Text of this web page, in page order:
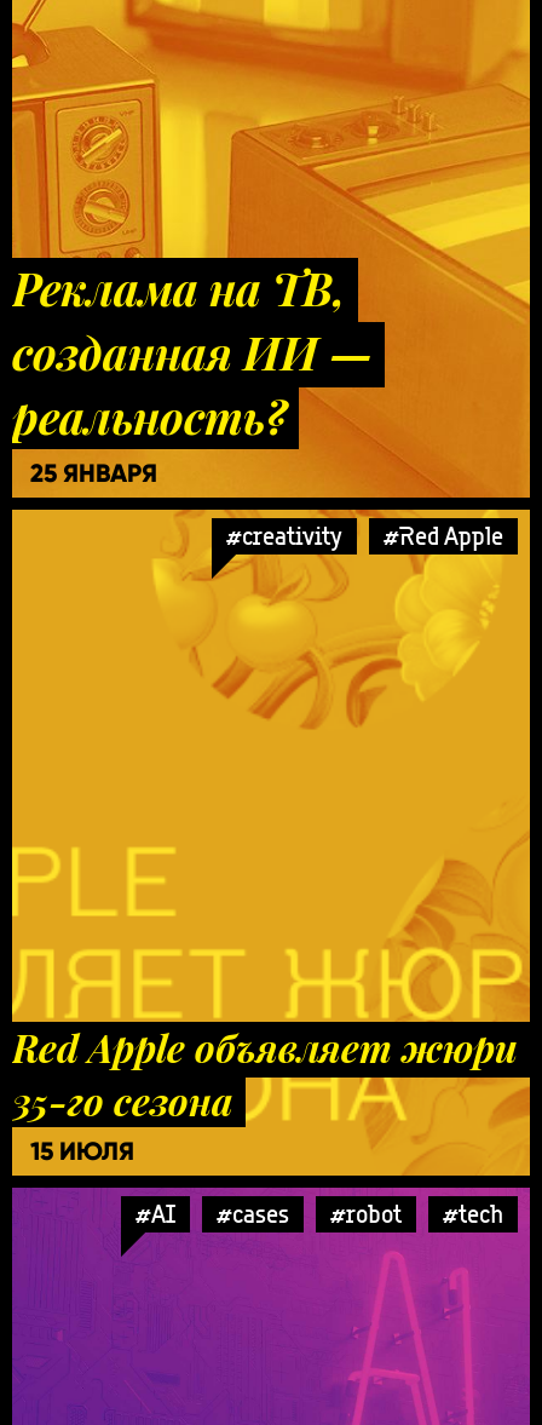
Реклама на ТВ,
созданная ИИ —
реальность?
25 ЯНВАРЯ
#creativity #Red Apple
Red Apple объявляет жюри
35-го сезона
15 ИЮЛЯ
#AI #cases #robot #tech